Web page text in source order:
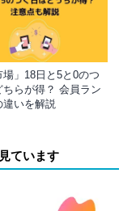
場」18日と5と0のつ
ちらが得？ 会員ラン
違いを解説
ています